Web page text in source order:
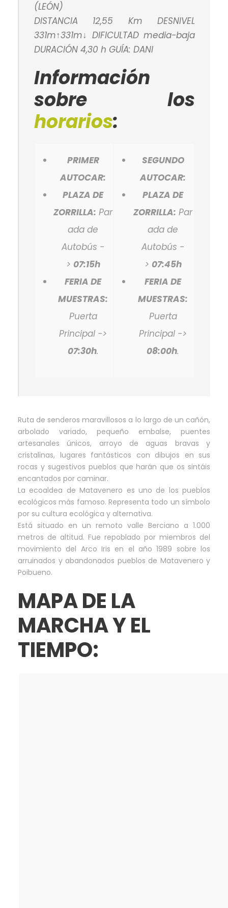
(LEÓN)
DISTANCIA 12,55 Km DESNIVEL
331m↑331m↓ DIFICULTAD media-baja
DURACIÓN 4,30 h GUÍA: DANI
Información
sobre los
horarios:
PRIMER
AUTOCAR:
PLAZA DE
ZORRILLA: Par
ada de
Autobús -
> 07:15h
FERIA DE
MUESTRAS:
Puerta
Principal ->
07:30h.
SEGUNDO
AUTOCAR:
PLAZA DE
ZORRILLA: Par
ada de
Autobús -
> 07:45h
FERIA DE
MUESTRAS:
Puerta
Principal ->
08:00h.
Ruta de senderos maravillosos a lo largo de un cañón,
arbolado variado, pequeño embalse, puentes
artesanales únicos, arroyo de aguas bravas y
cristalinas, lugares fantásticos con dibujos en sus
rocas y sugestivos pueblos que harán que os sintáis
encantados por caminar.
La ecoaldea de Matavenero es uno de los pueblos
ecológicos más famoso. Representa todo un símbolo
por su cultura ecológica y alternativa.
Está situado en un remoto valle Berciano a 1.000
metros de altitud. Fue repoblado por miembros del
movimiento del Arco Iris en el año 1989 sobre los
arruinados y abandonados pueblos de Matavenero y
Poibueno.
MAPA DE LA
MARCHA Y EL
TIEMPO: